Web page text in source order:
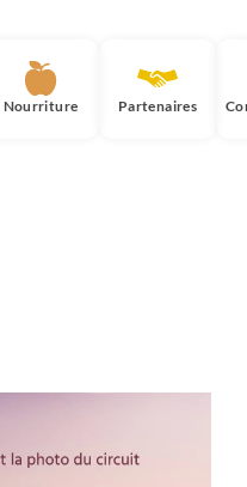
Nourriture Partenaires